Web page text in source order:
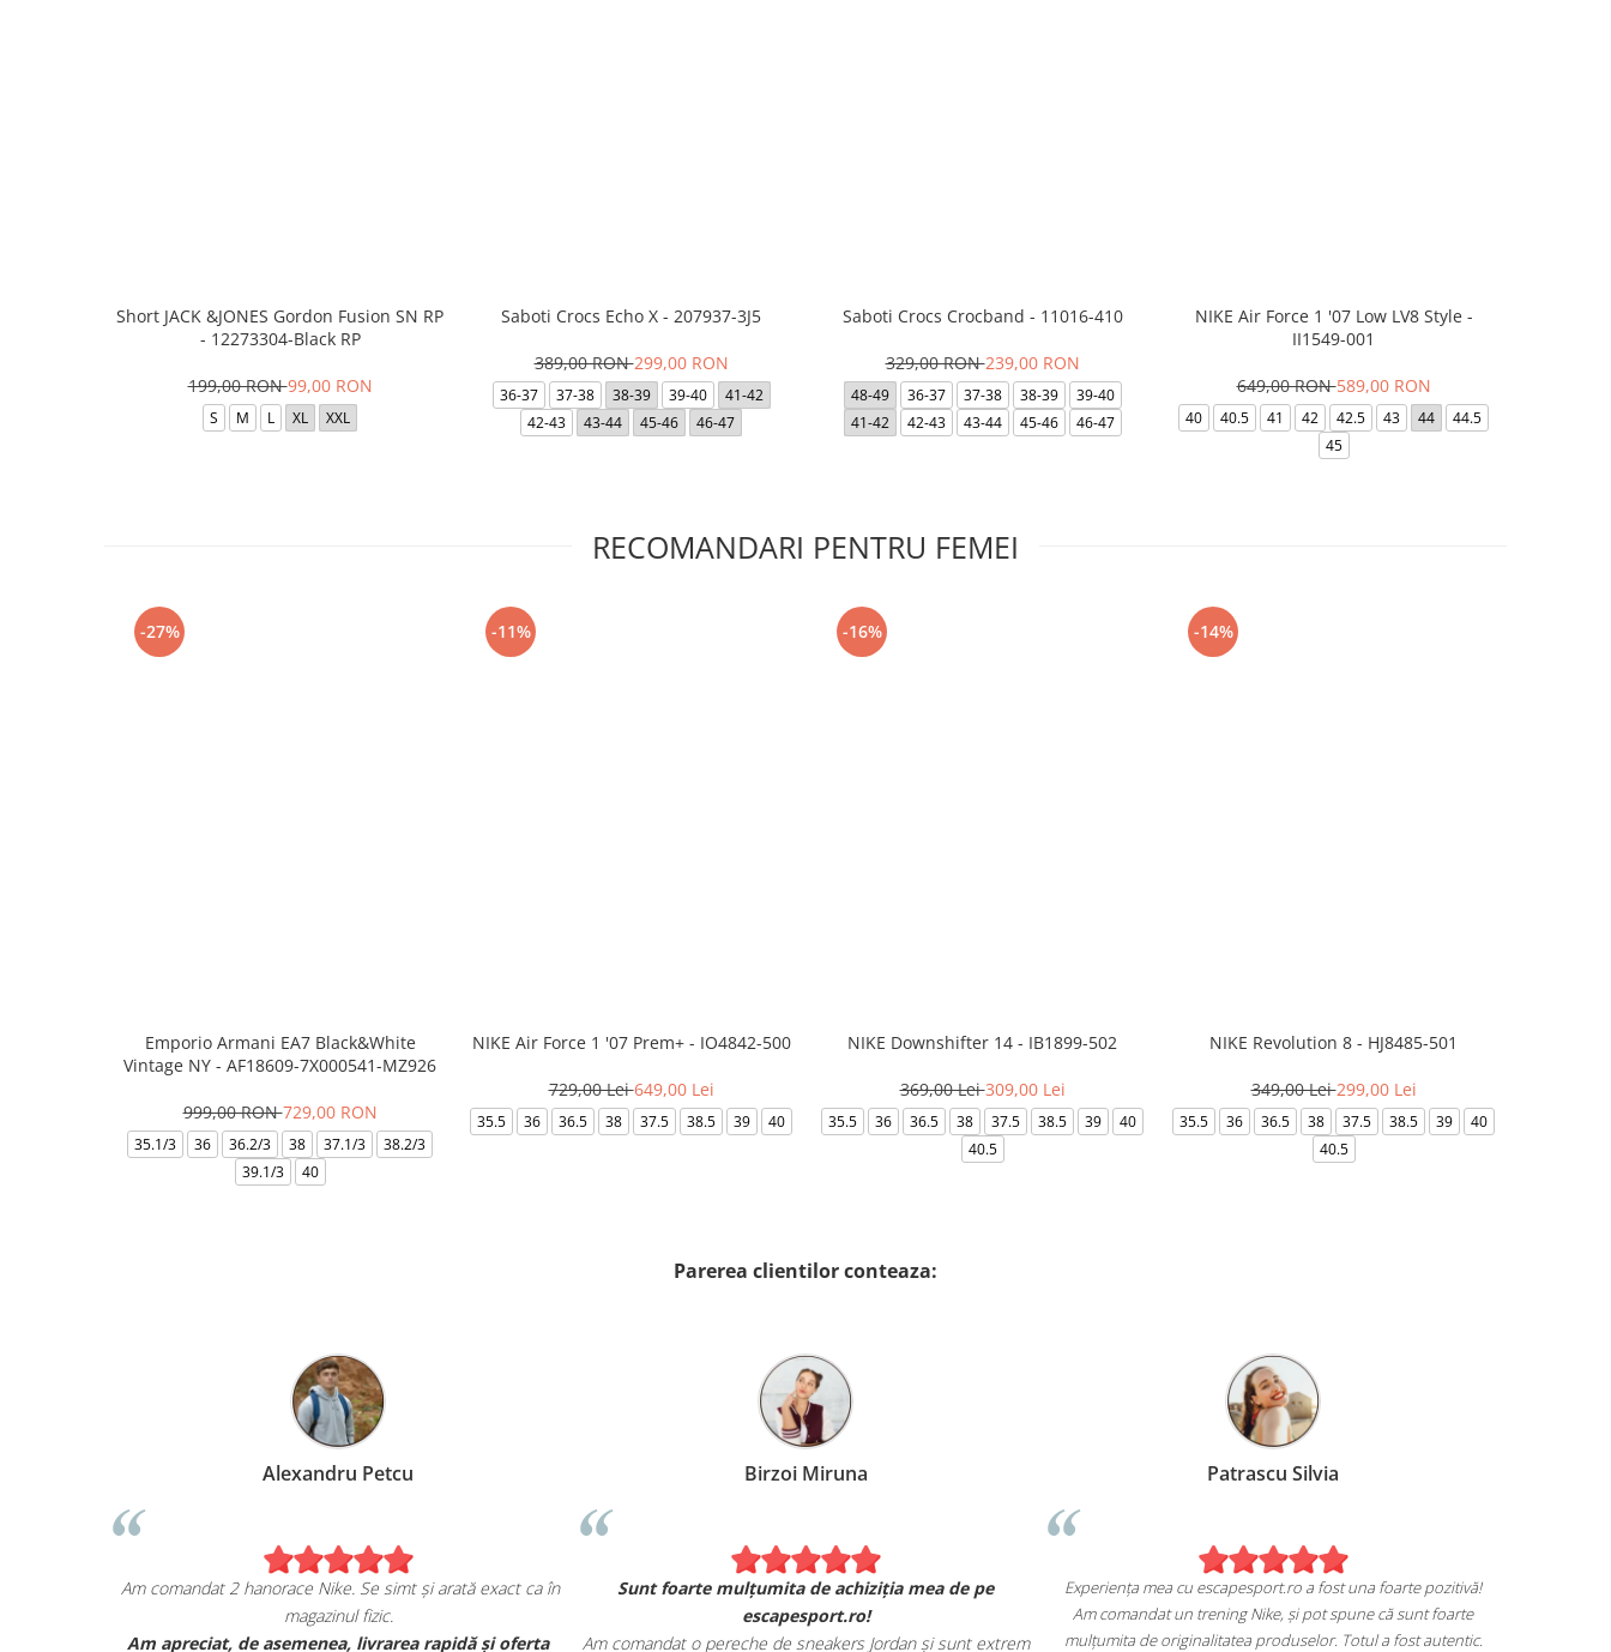
Short JACK &JONES Gordon Fusion SN RP
- 12273304-Black RP
199,00 RON99,00 RON
S M L XL XXL
Saboti Crocs Echo X - 207937-3J5
389,00 RON299,00 RON
36-37 37-38 38-39 39-40
41-42
42-43
43-44 45-46 46-47
Saboti Crocs Crocband - 11016-410
329,00 RON239,00 RON
48-49 36-37 37-38 38-39
39-40
41-42
42-43 43-44 45-46 46-47
NIKE Air Force 1 '07 Low LV8 Style -
II1549-001
649,00 RON589,00 RON
40 40.5 41 42 42.5 43 44
44.5
45
RECOMANDARI PENTRU FEMEI
-27%
Emporio Armani EA7 Black&White
Vintage NY - AF18609-7X000541-MZ926
999,00 RON729,00 RON
35.1/3 36 36.2/3 38 37.1/3
38.2/3
39.1/3
40
-11%
NIKE Air Force 1 '07 Prem+ - IO4842-500
729,00 Lei649,00 Lei
35.5 36 36.5 38 37.5 38.5 39 40
-16%
NIKE Downshifter 14 - IB1899-502
369,00 Lei309,00 Lei
35.5 36 36.5 38 37.5 38.5 39
40
40.5
-14%
NIKE Revolution 8 - HJ8485-501
349,00 Lei299,00 Lei
35.5 36 36.5 38 37.5 38.5 39
40
40.5
Parerea clientilor conteaza:
Marius Anghel
Sunt extrem de bucuros de achiziția mea de pe
escapesport.ro!
Am comandat un pair de sneakers JORDAN, și sunt cu
Alexandru Petcu
Am comandat 2 hanorace Nike. Se simt și arată exact ca în
magazinul fizic.
Am apreciat, de asemenea, livrarea rapidă și oferta
Birzoi Miruna
Sunt foarte mulțumita de achiziția mea de pe
escapesport.ro!
Am comandat o pereche de sneakers Jordan și sunt extrem